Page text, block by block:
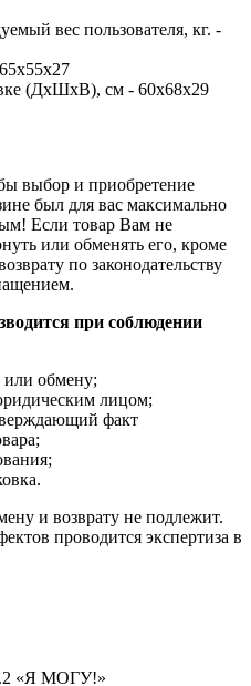
вес пользователя, кг. -
(ДхШхВ), см - 60х68х29
выбор и приобретение
был для вас максимально
Если товар Вам не
или обменять его, кроме
по законодательству
при соблюдении
или обмену;
лицом;
факт
и возврату не подлежит.
проводится экспертиза в